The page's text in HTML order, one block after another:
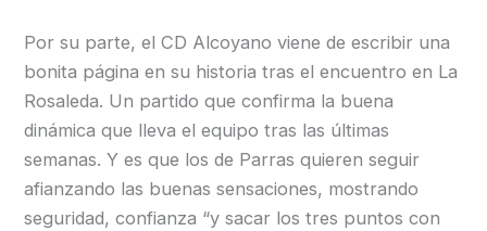
Por su parte, el CD Alcoyano viene de escribir una
bonita página en su historia tras el encuentro en La
Rosaleda. Un partido que confirma la buena
dinámica que lleva el equipo tras las últimas
semanas. Y es que los de Parras quieren seguir
afianzando las buenas sensaciones, mostrando
seguridad, confianza “y sacar los tres puntos con